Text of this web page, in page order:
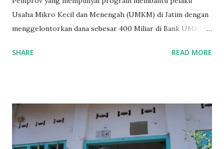
Usaha Mikro Kecil dan Menengah (UMKM) di Jatim dengan
menggelontorkan dana sebesar 400 Miliar di Bank UMKM
UMKM di Jatim. Namun Chusainuddin,S.Sos Anggota Komisi
yang sebenarnya ada dana pinjaman lunak untuk mereka. "
Ketika saya menjalankan Reses di Blitar,Kediri dan
Tulungagung , banyak masyarakat sana tak mengetahui ada
SHARE READ MORE